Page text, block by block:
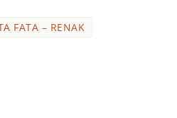
FATA – RENAK